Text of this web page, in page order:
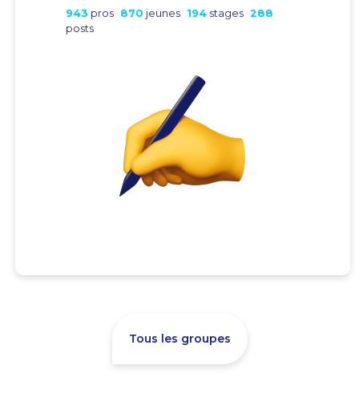
943 pros 870 jeunes 194 stages 288
posts
Tous les groupes